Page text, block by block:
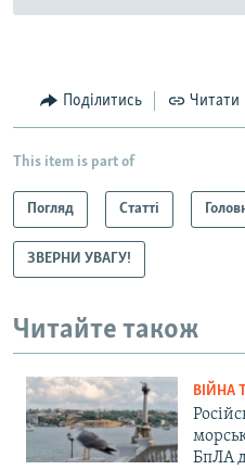
Поділитись Читати
This item is part of
Погляд Статті
ЗВЕРНИ УВАГУ!
Читайте також
ВІЙНА
БпЛА